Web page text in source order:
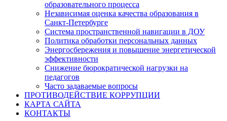
образовательного процесса
Независимая оценка качества образования в
Санкт-Петербурге
Система пространственной навигации в ДОУ
Политика обработки персональных данных
Энергосбережения и повышение энергетической
эффективности
Снижение бюрократической нагрузки на
педагогов
Часто задаваемые вопросы
ПРОТИВОДЕЙСТВИЕ КОРРУПЦИИ
КАРТА САЙТА
КОНТАКТЫ